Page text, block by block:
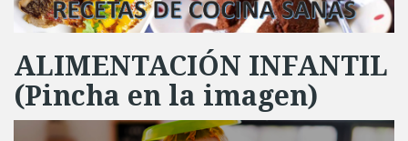
ALIMENTACIÓN INFANTIL
(Pincha en la imagen)